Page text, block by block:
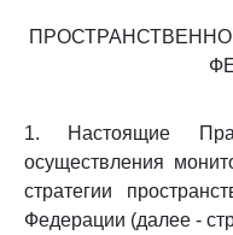
1. Настоящие
осуществления
стратегии
Федерации (далее -